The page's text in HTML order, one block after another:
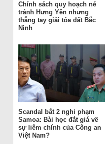
Chính sách quy hoạch né
tránh Hưng Yên nhưng
thẳng tay giải tỏa đất Bắc
Ninh
Scandal bắt 2 nghi phạm
Samoa: Bài học đắt giá về
sự liêm chính của Công an
Việt Nam?